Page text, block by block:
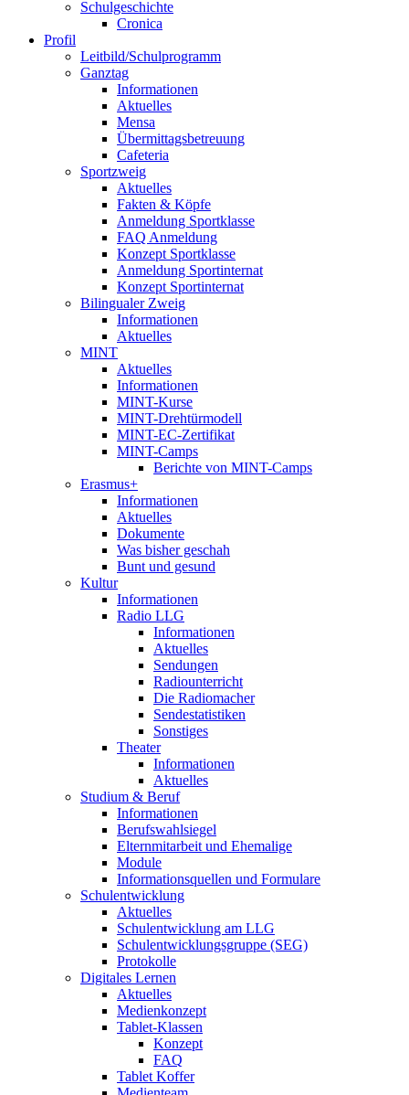
Schulgeschichte
Cronica
Profil
Leitbild/Schulprogramm
Ganztag
Informationen
Aktuelles
Mensa
Übermittagsbetreuung
Cafeteria
Sportzweig
Aktuelles
Fakten & Köpfe
Anmeldung Sportklasse
FAQ Anmeldung
Konzept Sportklasse
Anmeldung Sportinternat
Konzept Sportinternat
Bilingualer Zweig
Informationen
Aktuelles
MINT
Aktuelles
Informationen
MINT-Kurse
MINT-Drehtürmodell
MINT-EC-Zertifikat
MINT-Camps
Berichte von MINT-Camps
Erasmus+
Informationen
Aktuelles
Dokumente
Was bisher geschah
Bunt und gesund
Kultur
Informationen
Radio LLG
Informationen
Aktuelles
Sendungen
Radiounterricht
Die Radiomacher
Sendestatistiken
Sonstiges
Theater
Informationen
Aktuelles
Studium & Beruf
Informationen
Berufswahlsiegel
Elternmitarbeit und Ehemalige
Module
Informationsquellen und Formulare
Schulentwicklung
Aktuelles
Schulentwicklung am LLG
Schulentwicklungsgruppe (SEG)
Protokolle
Digitales Lernen
Aktuelles
Medienkonzept
Tablet-Klassen
Konzept
FAQ
Tablet Koffer